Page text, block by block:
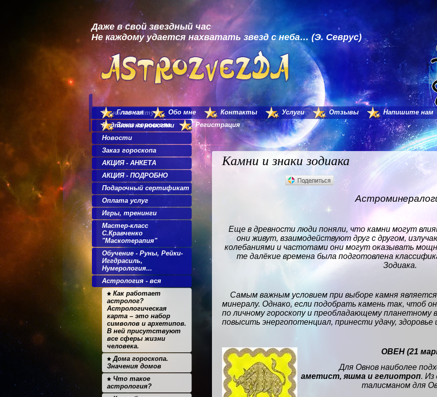
Даже в свой звездный час
Не каждому удается нахватать звезд с неба… (Э. Севрус)
Главная Обо мне Контакты Услуги Отзывы Напишите нам
Заказ гороскопа
Регистрация
Поиск по сайту
Подписка на новости
Новости
Заказ гороскопа
АКЦИЯ - АНКЕТА
АКЦИЯ - ПОДРОБНО
Подарочный сертификат
Оплата услуг
Игры, тренинги
Мастер-класс
С.Кравченко
"Маскотерапия"
Обучение - Руны, Рейки-
Иггдрасиль,
Нумерология...
Астрология - вся
Как работает
астролог?
Астрологическая
карта – это набор
символов и архетипов.
В ней присутствуют
все сферы жизни
человека.
Дома гороскопа.
Значения домов
Что такое
астрология?
Камни и знаки зодиака
Еще в древности люди поняли, что камни могут
они живут, взаимодействуют друг с другом,
колебаниями и частотами они могут оказывать
те далёкие времена была подготовлена
Зодиака.
Самым важным условием при выборе камня
минералу. Однако, если подобрать камень так, чтоб
по личному гороскопу и преобладающему
повысить энергопотенциал, принести удачу, здоровье
ОВЕН (21
Для Овнов наиболее
аметист, яшма и гелиотроп. Из
талисманом для